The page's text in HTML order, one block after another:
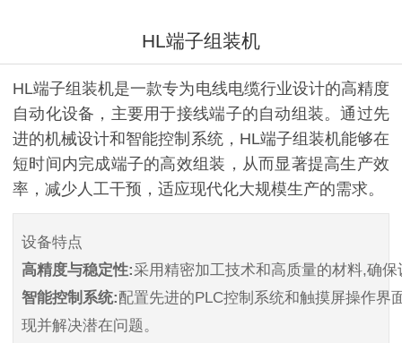
HL端子组装机
HL端子组装机是一款专为电线电缆行业设计的高精度
自动化设备，主要用于接线端子的自动组装。通过先
进的机械设计和智能控制系统，HL端子组装机能够在
短时间内完成端子的高效组装，从而显著提高生产效
率，减少人工干预，适应现代化大规模生产的需求。
设备特点
高精度与稳定性:采用精密加工技术和高质量的材料,确
智能控制系统:配置先进的PLC控制系统和触摸屏操作界
现并解决潜在问题。